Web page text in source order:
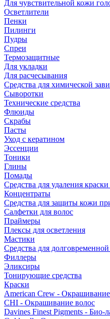
Для чувствительной кожи
Осветлители
Пенки
Пилинги
Пудры
Спреи
Термозащитные
Для укладки
Для расчесывания
Средства для химической
Сыворотки
Технические средства
Флюиды
Скрабы
Пасты
Уход с кератином
Эссенции
Тоники
Глины
Помады
Средства для удаления
Концентраты
Средства для защиты кожи
Салфетки для волос
Праймеры
Плексы для осветления
Мастики
Средства для
Филлеры
Эликсиры
Тонирующие средства
Краски
American Crew -
CHI - Окрашивание волос
Davines Finest Pigments - Био-